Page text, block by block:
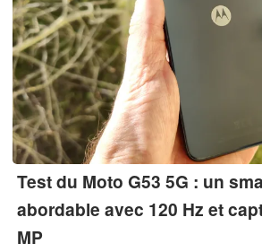
Test du Moto G53 5G : un
abordable avec 120 Hz et
MP